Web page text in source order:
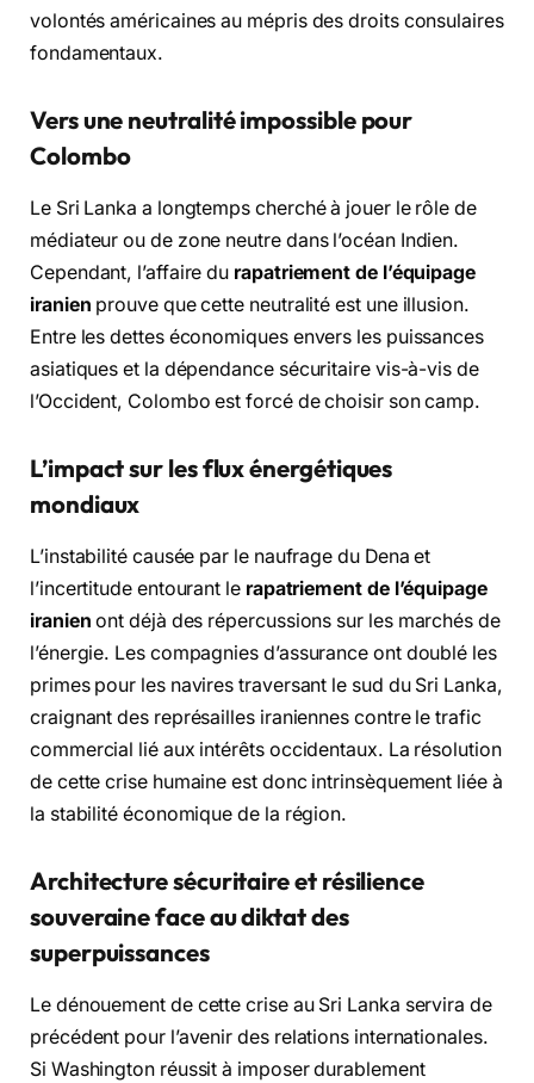
volontés américaines au mépris des droits consulaires
fondamentaux.
Vers une neutralité impossible pour
Colombo
Le Sri Lanka a longtemps cherché à jouer le rôle de
médiateur ou de zone neutre dans l’océan Indien.
Cependant, l’affaire du rapatriement de l’équipage
iranien prouve que cette neutralité est une illusion.
Entre les dettes économiques envers les puissances
asiatiques et la dépendance sécuritaire vis-à-vis de
l’Occident, Colombo est forcé de choisir son camp.
L’impact sur les flux énergétiques
mondiaux
L’instabilité causée par le naufrage du Dena et
l’incertitude entourant le rapatriement de l’équipage
iranien ont déjà des répercussions sur les marchés de
l’énergie. Les compagnies d’assurance ont doublé les
primes pour les navires traversant le sud du Sri Lanka,
craignant des représailles iraniennes contre le trafic
commercial lié aux intérêts occidentaux. La résolution
de cette crise humaine est donc intrinsèquement liée à
la stabilité économique de la région.
Architecture sécuritaire et résilience
souveraine face au diktat des
superpuissances
Le dénouement de cette crise au Sri Lanka servira de
précédent pour l’avenir des relations internationales.
Si Washington réussit à imposer durablement